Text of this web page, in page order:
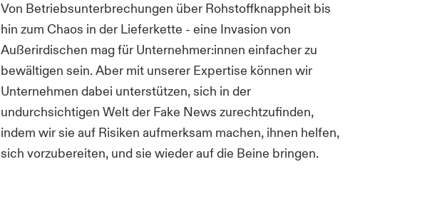
Von Betriebsunterbrechungen über Rohstoffknappheit bis
hin zum Chaos in der Lieferkette - eine Invasion von
Außerirdischen mag für Unternehmer:innen einfacher zu
bewältigen sein. Aber mit unserer Expertise können wir
Unternehmen dabei unterstützen, sich in der
undurchsichtigen Welt der Fake News zurechtzufinden,
indem wir sie auf Risiken aufmerksam machen, ihnen helfen,
sich vorzubereiten, und sie wieder auf die Beine bringen.